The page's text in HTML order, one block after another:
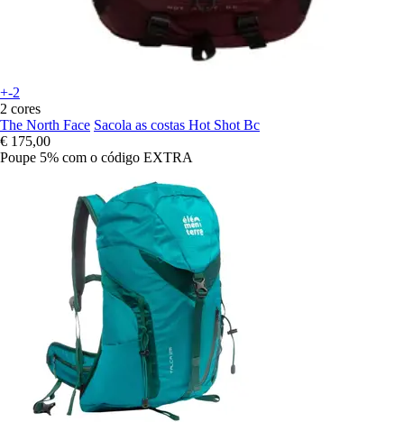
+-2
2 cores
The North Face Sacola as costas Hot Shot Bc
€ 175,00
Poupe 5% com o código EXTRA